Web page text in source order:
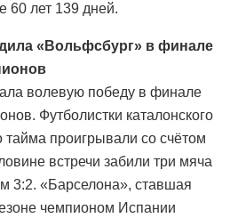
60 лет 139 дней.
«Вольфсбург» в финале
волевую победу в финале
Футболистки каталонского
тайма проигрывали со счётом
встречи забили три мяча
3:2. «Барселона», ставшая
чемпионом Испании